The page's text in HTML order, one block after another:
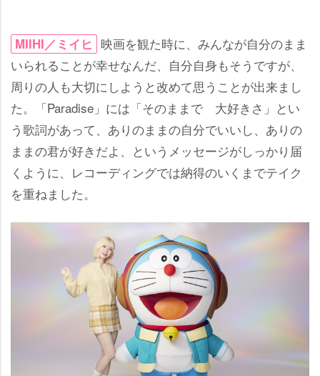
MIIHI／ミイヒ
映画を観た時に、みんなが自分のまま
いられることが幸せなんだ、自分自身もそうですが、
周りの人も大切にしようと改めて思うことが出来まし
た。「Paradise」には「そのままで 大好きさ」とい
う歌詞があって、ありのままの自分でいいし、ありの
ままの君が好きだよ、というメッセージがしっかり届
くように、レコーディングでは納得のいくまでテイク
を重ねました。